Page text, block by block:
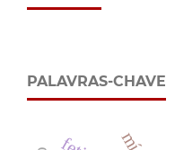
PALAVRAS-CHAVE